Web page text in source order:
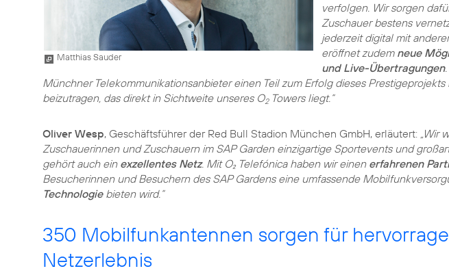
Matthias Sauder
verfolgen. Wir sorgen
Zuschauer bestens
jederzeit digital mit
eröffnet zudem neue
und Live-Übertragungen
Münchner Telekommunikationsanbieter einen Teil zum Erfolg dieses
beizutragen, das direkt in Sichtweite unseres O2Towers liegt.“
Oliver Wesp, Geschäftsführer der Red Bull Stadion München GmbH, erläutert: „Wir
Zuschauerinnen und Zuschauern im SAP Garden einzigartige Sportevents und
gehört auch ein exzellentes Netz. Mit O₂ Telefónica haben wir einen erfahrenen
Besucherinnen und Besuchern des SAP Gardens eine umfassende
Technologiebieten wird.“
350 Mobilfunkantennen sorgen für
Netzerlebnis